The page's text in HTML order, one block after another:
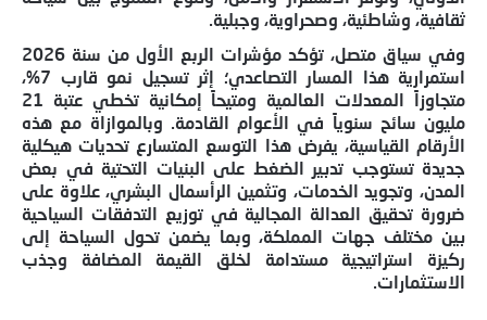
ثقافية، وشاطئية، وصحراوية، وجبلية.
وفي سياق متصل، تؤكد مؤشرات الربع الأول من سنة 2026
استمرارية هذا المسار التصاعدي؛ إثر تسجيل نمو قارب 7%،
متجاوزاً المعدلات العالمية ومتيحاً إمكانية تخطي عتبة 21
مليون سائح سنوياً في الأعوام القادمة. وبالموازاة مع هذه
الأرقام القياسية، يفرض هذا التوسع المتسارع تحديات هيكلية
جديدة تستوجب تدبير الضغط على البنيات التحتية في بعض
المدن، وتجويد الخدمات، وتثمين الرأسمال البشري، علاوة على
ضرورة تحقيق العدالة المجالية في توزيع التدفقات السياحية
بين مختلف جهات المملكة، وبما يضمن تحول السياحة إلى
ركيزة استراتيجية مستدامة لخلق القيمة المضافة وجذب
الاستثمارات.